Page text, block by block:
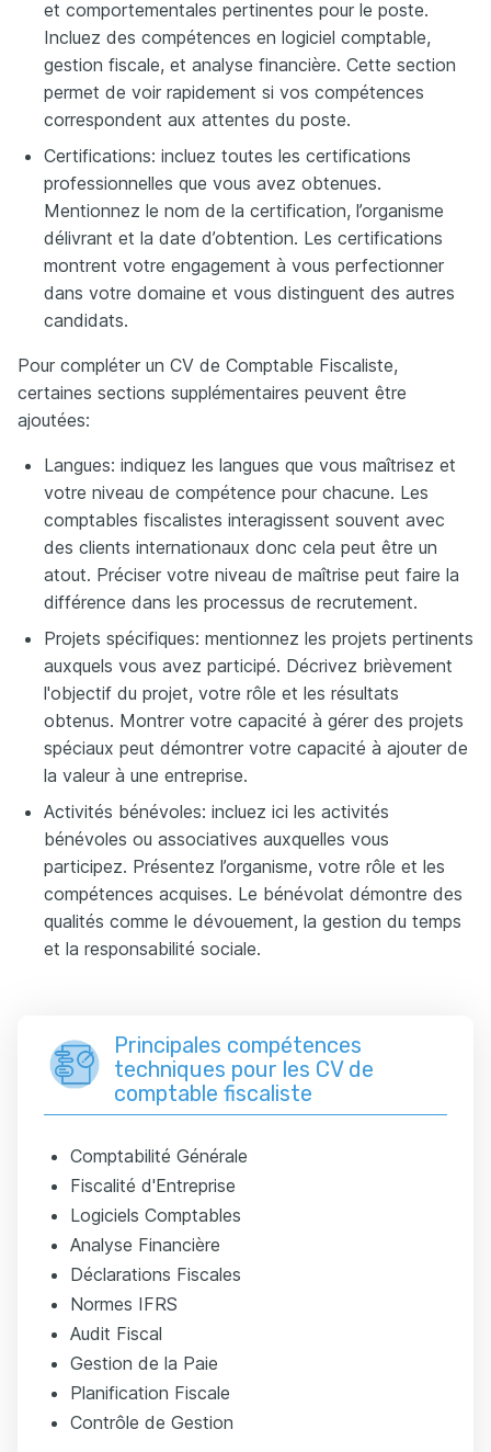
et comportementales pertinentes pour le poste.
Incluez des compétences en logiciel comptable,
gestion fiscale, et analyse financière. Cette section
permet de voir rapidement si vos compétences
correspondent aux attentes du poste.
Certifications: incluez toutes les certifications
professionnelles que vous avez obtenues.
Mentionnez le nom de la certification, l’organisme
délivrant et la date d’obtention. Les certifications
montrent votre engagement à vous perfectionner
dans votre domaine et vous distinguent des autres
candidats.
Pour compléter un CV de Comptable Fiscaliste,
certaines sections supplémentaires peuvent être
ajoutées:
Langues: indiquez les langues que vous maîtrisez et
votre niveau de compétence pour chacune. Les
comptables fiscalistes interagissent souvent avec
des clients internationaux donc cela peut être un
atout. Préciser votre niveau de maîtrise peut faire la
différence dans les processus de recrutement.
Projets spécifiques: mentionnez les projets pertinents
auxquels vous avez participé. Décrivez brièvement
l'objectif du projet, votre rôle et les résultats
obtenus. Montrer votre capacité à gérer des projets
spéciaux peut démontrer votre capacité à ajouter de
la valeur à une entreprise.
Activités bénévoles: incluez ici les activités
bénévoles ou associatives auxquelles vous
participez. Présentez l’organisme, votre rôle et les
compétences acquises. Le bénévolat démontre des
qualités comme le dévouement, la gestion du temps
et la responsabilité sociale.
Principales compétences
techniques pour les CV de
comptable fiscaliste
Comptabilité Générale
Fiscalité d'Entreprise
Logiciels Comptables
Analyse Financière
Déclarations Fiscales
Normes IFRS
Audit Fiscal
Gestion de la Paie
Planification Fiscale
Contrôle de Gestion